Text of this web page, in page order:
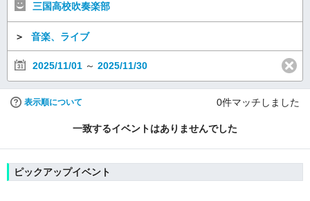
三国高校吹奏楽部
＞ 音楽、ライブ
2025/11/01 ～ 2025/11/30
表示順について 0件マッチしました
一致するイベントはありませんでした
ピックアップイベント